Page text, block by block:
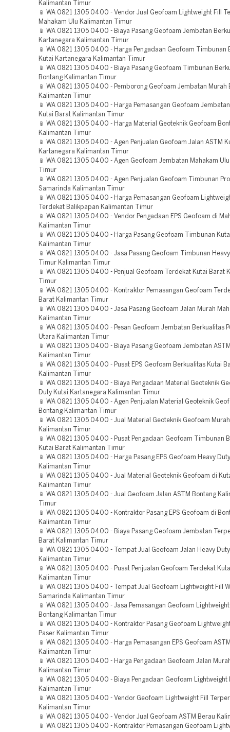
Kalimantan Timur
📱 WA 0821 1305 0400 - Vendor Jual Geofoam Lightweight Fill
Mahakam Ulu Kalimantan Timur
📱 WA 0821 1305 0400 - Biaya Pasang Geofoam Jembatan
Kartanegara Kalimantan Timur
📱 WA 0821 1305 0400 - Harga Pengadaan Geofoam Timbunan
Kutai Kartanegara Kalimantan Timur
📱 WA 0821 1305 0400 - Biaya Pasang Geofoam Timbunan
Bontang Kalimantan Timur
📱 WA 0821 1305 0400 - Pemborong Geofoam Jembatan Murah
Kalimantan Timur
📱 WA 0821 1305 0400 - Harga Pemasangan Geofoam
Kutai Barat Kalimantan Timur
📱 WA 0821 1305 0400 - Harga Material Geoteknik Geofoam
Kalimantan Timur
📱 WA 0821 1305 0400 - Agen Penjualan Geofoam Jalan ASTM
Kartanegara Kalimantan Timur
📱 WA 0821 1305 0400 - Agen Geofoam Jembatan Mahakam
Timur
📱 WA 0821 1305 0400 - Agen Penjualan Geofoam Timbunan
Samarinda Kalimantan Timur
📱 WA 0821 1305 0400 - Harga Pemasangan Geofoam
Terdekat Balikpapan Kalimantan Timur
📱 WA 0821 1305 0400 - Vendor Pengadaan EPS Geofoam di
Kalimantan Timur
📱 WA 0821 1305 0400 - Harga Pasang Geofoam Timbunan
Kalimantan Timur
📱 WA 0821 1305 0400 - Jasa Pasang Geofoam Timbunan
Timur Kalimantan Timur
📱 WA 0821 1305 0400 - Penjual Geofoam Terdekat Kutai Barat
Timur
📱 WA 0821 1305 0400 - Kontraktor Pemasangan Geofoam
Barat Kalimantan Timur
📱 WA 0821 1305 0400 - Jasa Pasang Geofoam Jalan Murah
Kalimantan Timur
📱 WA 0821 1305 0400 - Pesan Geofoam Jembatan Berkualitas
Utara Kalimantan Timur
📱 WA 0821 1305 0400 - Biaya Pasang Geofoam Jembatan
Kalimantan Timur
📱 WA 0821 1305 0400 - Pusat EPS Geofoam Berkualitas Kutai
Kalimantan Timur
📱 WA 0821 1305 0400 - Biaya Pengadaan Material Geoteknik
Duty Kutai Kartanegara Kalimantan Timur
📱 WA 0821 1305 0400 - Agen Penjualan Material Geoteknik
Bontang Kalimantan Timur
📱 WA 0821 1305 0400 - Jual Material Geoteknik Geofoam
Kalimantan Timur
📱 WA 0821 1305 0400 - Pusat Pengadaan Geofoam Timbunan
Kutai Barat Kalimantan Timur
📱 WA 0821 1305 0400 - Harga Pasang EPS Geofoam Heavy
Kalimantan Timur
📱 WA 0821 1305 0400 - Jual Material Geoteknik Geofoam di
Kalimantan Timur
📱 WA 0821 1305 0400 - Jual Geofoam Jalan ASTM Bontang
Timur
📱 WA 0821 1305 0400 - Kontraktor Pasang EPS Geofoam di
Kalimantan Timur
📱 WA 0821 1305 0400 - Biaya Pasang Geofoam Jembatan
Barat Kalimantan Timur
📱 WA 0821 1305 0400 - Tempat Jual Geofoam Jalan Heavy
Kalimantan Timur
📱 WA 0821 1305 0400 - Pusat Penjualan Geofoam Terdekat
Kalimantan Timur
📱 WA 0821 1305 0400 - Tempat Jual Geofoam Lightweight Fill
Samarinda Kalimantan Timur
📱 WA 0821 1305 0400 - Jasa Pemasangan Geofoam
Bontang Kalimantan Timur
📱 WA 0821 1305 0400 - Kontraktor Pasang Geofoam
Paser Kalimantan Timur
📱 WA 0821 1305 0400 - Harga Pemasangan EPS Geofoam
Kalimantan Timur
📱 WA 0821 1305 0400 - Harga Pengadaan Geofoam Jalan
Kalimantan Timur
📱 WA 0821 1305 0400 - Biaya Pengadaan Geofoam Lightweight
Kalimantan Timur
📱 WA 0821 1305 0400 - Vendor Geofoam Lightweight Fill
Kalimantan Timur
📱 WA 0821 1305 0400 - Vendor Jual Geofoam ASTM Berau
📱 WA 0821 1305 0400 - Kontraktor Pemasangan Geofoam